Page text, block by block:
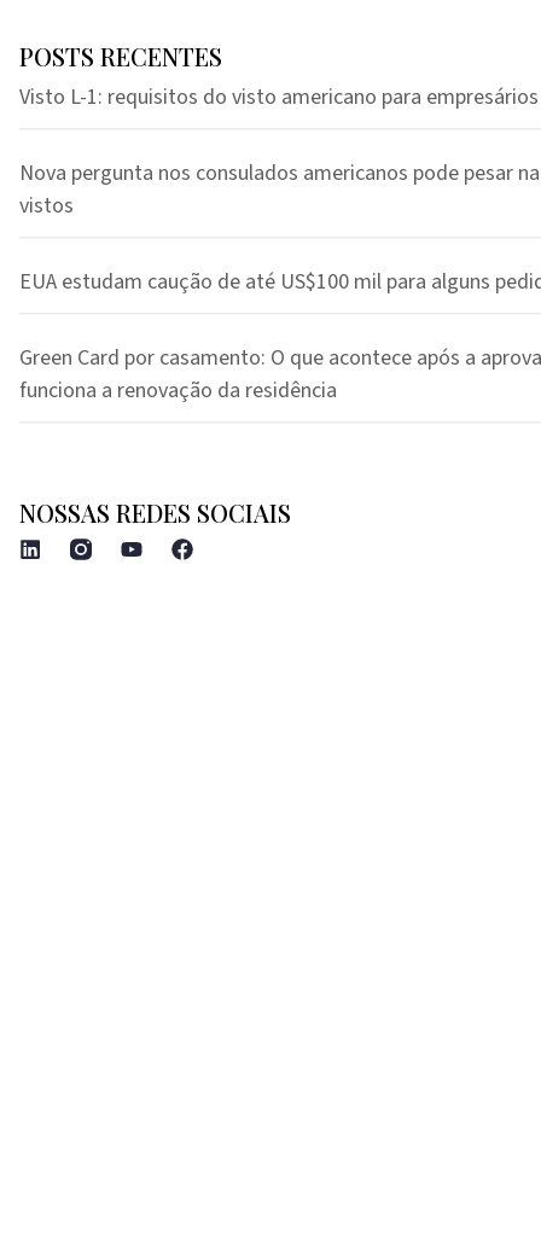
POSTS RECENTES
Visto L-1: requisitos do visto americano para empresários
Nova pergunta nos consulados americanos pode pesar
vistos
EUA estudam caução de até US$100 mil para alguns
Green Card por casamento: O que acontece após a
funciona a renovação da residência
NOSSAS REDES SOCIAIS